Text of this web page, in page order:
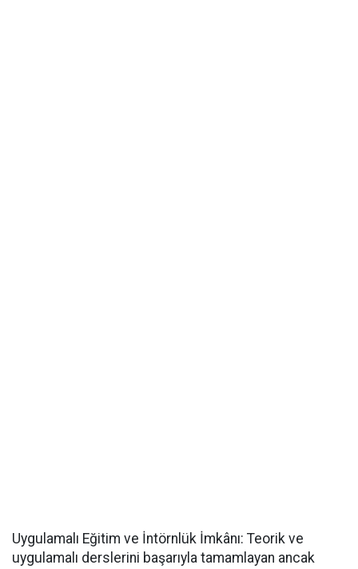
​Uygulamalı Eğitim ve İntörnlük İmkânı: Teorik ve
uygulamalı derslerini başarıyla tamamlayan ancak